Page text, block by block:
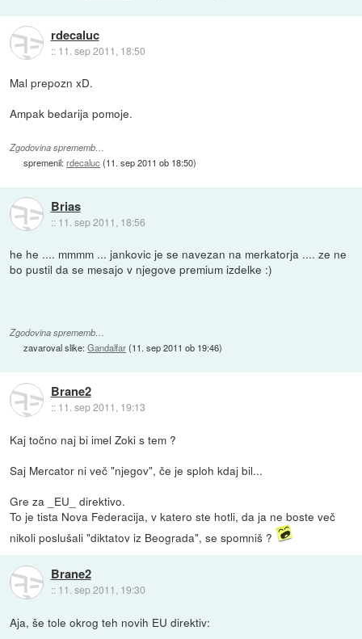
rdecaluc
:: 11. sep 2011, 18:50
Mal prepozn xD.
Ampak bedarija pomoje.
Zgodovina sprememb…
spremenil:rdecaluc (11. sep 2011 ob 18:50)
Brias
:: 11. sep 2011, 18:56
he he .... mmmm ... jankovic je se navezan na merkatorja .... ze ne
bo pustil da se mesajo v njegove premium izdelke :)
Zgodovina sprememb…
zavaroval slike:Gandalfar(11. sep 2011 ob 19:46)
Brane2
:: 11. sep 2011, 19:13
Kaj točno naj bi imel Zoki s tem ?
Saj Mercator ni več "njegov", če je sploh kdaj bil...
Gre za _EU_ direktivo.
To je tista Nova Federacija, v katero ste hotli, da ja ne boste več
nikoli poslušali "diktatov iz Beograda", se spomniš ?
Brane2
:: 11. sep 2011, 19:30
Aja, še tole okrog teh novih EU direktiv: